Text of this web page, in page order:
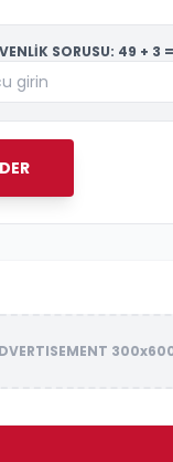
SORUSU: 49 + 3